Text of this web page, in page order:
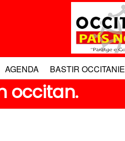
AGENDA BASTIR OCCITANIE
occitan.